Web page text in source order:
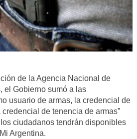
de la Agencia Nacional de
el Gobierno sumó a las
usuario de armas, la credencial de
de tenencia de armas”
ciudadanos tendrán disponibles
Argentina.